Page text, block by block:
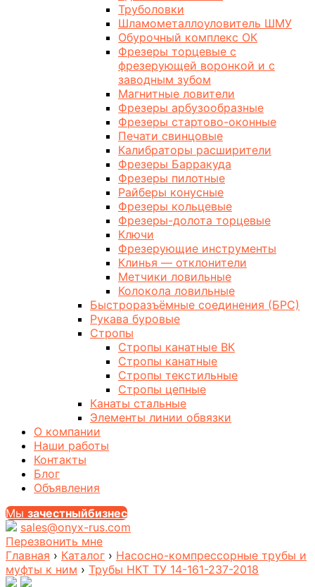
Труболовки
Шламометаллоуловитель ШМУ
Обурочный комплекс ОК
Фрезеры торцевые с
фрезерующей воронкой и с
заводным зубом
Магнитные ловители
Фрезеры арбузообразные
Фрезеры стартово-оконные
Печати свинцовые
Калибраторы расширители
Фрезеры Барракуда
Фрезеры пилотные
Райберы конусные
Фрезеры кольцевые
Фрезеры-долота торцевые
Ключи
Фрезерующие инструменты
Клинья — отклонители
Метчики ловильные
Колокола ловильные
Быстроразъёмные соединения (БРС)
Рукава буровые
Стропы
Стропы канатные ВК
Стропы канатные
Стропы текстильные
Стропы цепные
Канаты стальные
Элементы линии обвязки
О компании
Наши работы
Контакты
Блог
Объявления
Мы зачестныйбизнес
sales@onyx-rus.com
Перезвонить мне
Главная › Каталог › Насосно-компрессорные трубы и
муфты к ним › Трубы НКТ ТУ 14-161-237-2018